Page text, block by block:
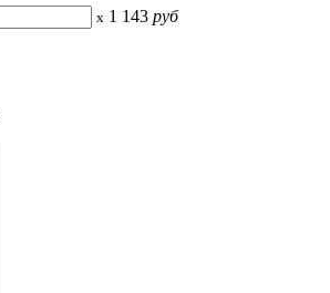
x 1 143 руб